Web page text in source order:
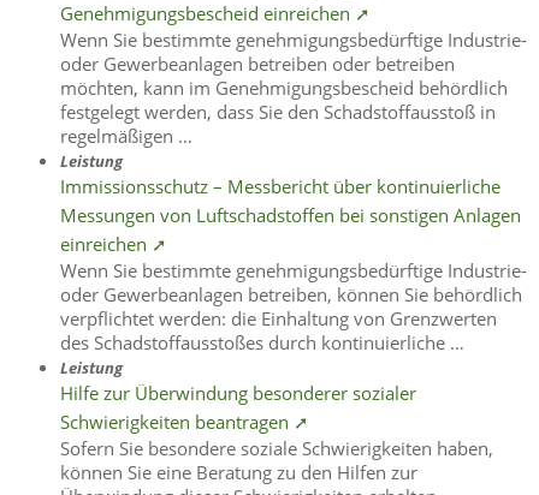
Genehmigungsbescheid einreichen ➚
Wenn Sie bestimmte genehmigungsbedürftige Industrie-
oder Gewerbeanlagen betreiben oder betreiben
möchten, kann im Genehmigungsbescheid behördlich
festgelegt werden, dass Sie den Schadstoffausstoß in
regelmäßigen …
Leistung
Immissionsschutz – Messbericht über kontinuierliche
Messungen von Luftschadstoffen bei sonstigen Anlagen
einreichen ➚
Wenn Sie bestimmte genehmigungsbedürftige Industrie-
oder Gewerbeanlagen betreiben, können Sie behördlich
verpflichtet werden: die Einhaltung von Grenzwerten
des Schadstoffausstoßes durch kontinuierliche …
Leistung
Hilfe zur Überwindung besonderer sozialer
Schwierigkeiten beantragen ➚
Sofern Sie besondere soziale Schwierigkeiten haben,
können Sie eine Beratung zu den Hilfen zur